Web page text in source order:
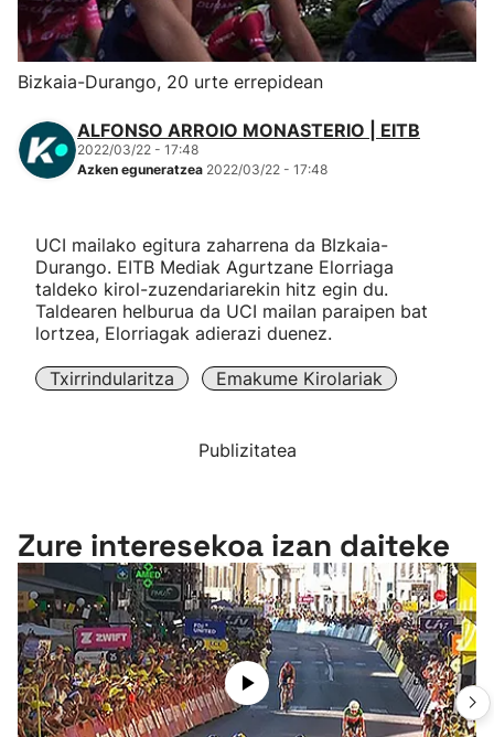
Herri-kirolak
Eskubaloia
Kirolak 360
Mendi-lasterketak
Kirol gehiago
"Helmuga"
Bizkaia-Durango, 20 urte errepidean
ALFONSO ARROIO MONASTERIO | EITB
2022/03/22 - 17:48
Azken eguneratzea 2022/03/22 - 17:48
UCI mailako egitura zaharrena da BIzkaia-
Durango. EITB Mediak Agurtzane Elorriaga
taldeko kirol-zuzendariarekin hitz egin du.
Taldearen helburua da UCI mailan paraipen bat
lortzea, Elorriagak adierazi duenez.
Txirrindularitza Emakume Kirolariak
Publizitatea
Zure interesekoa izan daiteke